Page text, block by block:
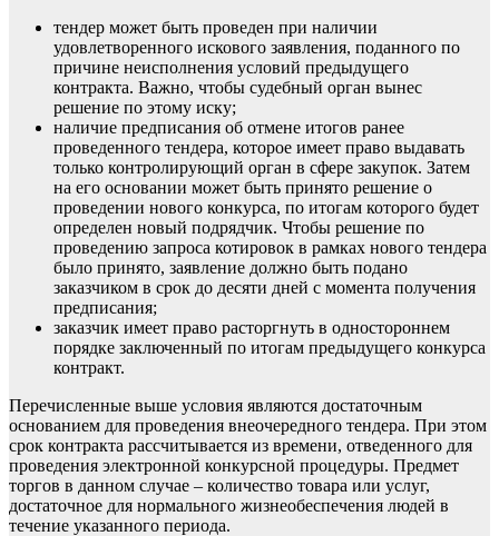
тендер может быть проведен при наличии
удовлетворенного искового заявления, поданного по
причине неисполнения условий предыдущего
контракта. Важно, чтобы судебный орган вынес
решение по этому иску;
наличие предписания об отмене итогов ранее
проведенного тендера, которое имеет право выдавать
только контролирующий орган в сфере закупок. Затем
на его основании может быть принято решение о
проведении нового конкурса, по итогам которого будет
определен новый подрядчик. Чтобы решение по
проведению запроса котировок в рамках нового тендера
было принято, заявление должно быть подано
заказчиком в срок до десяти дней с момента получения
предписания;
заказчик имеет право расторгнуть в одностороннем
порядке заключенный по итогам предыдущего конкурса
контракт.
Перечисленные выше условия являются достаточным
основанием для проведения внеочередного тендера. При этом
срок контракта рассчитывается из времени, отведенного для
проведения электронной конкурсной процедуры. Предмет
торгов в данном случае – количество товара или услуг,
достаточное для нормального жизнеобеспечения людей в
течение указанного периода.